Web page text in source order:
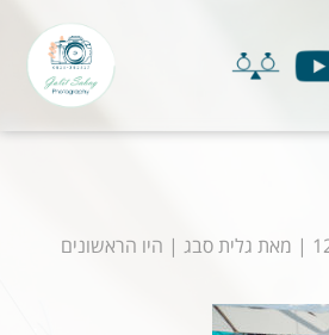
| מאת גלית סבג | היו הראשונים